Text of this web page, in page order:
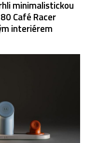
minimalistickou
Café Racer
interiérem